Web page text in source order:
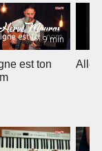
9 min
est ton